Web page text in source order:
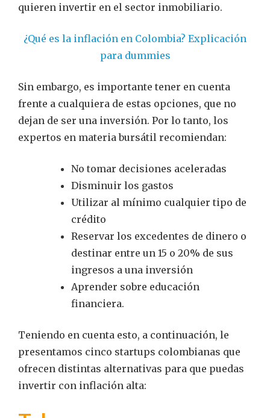
quieren invertir en el sector inmobiliario.
¿Qué es la inflación en Colombia? Explicación
para dummies
Sin embargo, es importante tener en cuenta
frente a cualquiera de estas opciones, que no
dejan de ser una inversión. Por lo tanto, los
expertos en materia bursátil recomiendan:
No tomar decisiones aceleradas
Disminuir los gastos
Utilizar al mínimo cualquier tipo de
crédito
Reservar los excedentes de dinero o
destinar entre un 15 o 20% de sus
ingresos a una inversión
Aprender sobre educación
financiera.
Teniendo en cuenta esto, a continuación, le
presentamos cinco startups colombianas que
ofrecen distintas alternativas para que puedas
invertir con inflación alta: